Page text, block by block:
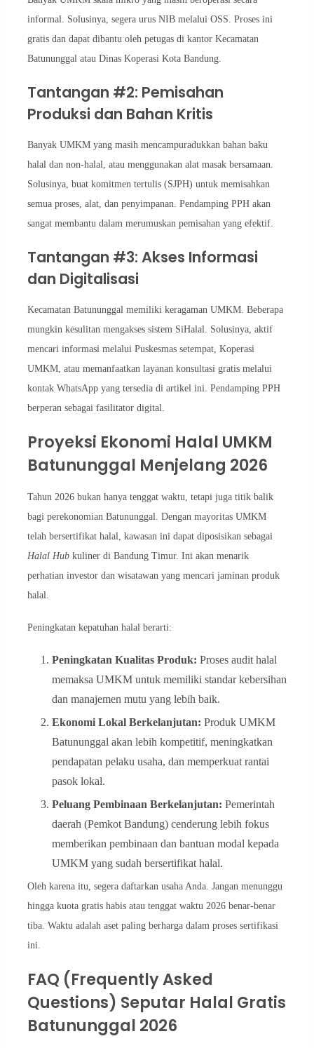
informal. Solusinya, segera urus NIB melalui OSS. Proses ini
gratis dan dapat dibantu oleh petugas di kantor Kecamatan
Batununggal atau Dinas Koperasi Kota Bandung.
Tantangan #2: Pemisahan
Produksi dan Bahan Kritis
Banyak UMKM yang masih mencampuradukkan bahan baku
halal dan non-halal, atau menggunakan alat masak bersamaan.
Solusinya, buat komitmen tertulis (SJPH) untuk memisahkan
semua proses, alat, dan penyimpanan. Pendamping PPH akan
sangat membantu dalam merumuskan pemisahan yang efektif.
Tantangan #3: Akses Informasi
dan Digitalisasi
Kecamatan Batununggal memiliki keragaman UMKM. Beberapa
mungkin kesulitan mengakses sistem SiHalal. Solusinya, aktif
mencari informasi melalui Puskesmas setempat, Koperasi
UMKM, atau memanfaatkan layanan konsultasi gratis melalui
kontak WhatsApp yang tersedia di artikel ini. Pendamping PPH
berperan sebagai fasilitator digital.
Proyeksi Ekonomi Halal UMKM
Batununggal Menjelang 2026
Tahun 2026 bukan hanya tenggat waktu, tetapi juga titik balik
bagi perekonomian Batununggal. Dengan mayoritas UMKM
telah bersertifikat halal, kawasan ini dapat diposisikan sebagai
Halal Hubkuliner di Bandung Timur. Ini akan menarik
perhatian investor dan wisatawan yang mencari jaminan produk
halal.
Peningkatan kepatuhan halal berarti:
Peningkatan Kualitas Produk: Proses audit halal
memaksa UMKM untuk memiliki standar kebersihan
dan manajemen mutu yang lebih baik.
Ekonomi Lokal Berkelanjutan: Produk UMKM
Batununggal akan lebih kompetitif, meningkatkan
pendapatan pelaku usaha, dan memperkuat rantai
pasok lokal.
Peluang Pembinaan Berkelanjutan: Pemerintah
daerah (Pemkot Bandung) cenderung lebih fokus
memberikan pembinaan dan bantuan modal kepada
UMKM yang sudah bersertifikat halal.
Oleh karena itu, segera daftarkan usaha Anda. Jangan menunggu
hingga kuota gratis habis atau tenggat waktu 2026 benar-benar
tiba. Waktu adalah aset paling berharga dalam proses sertifikasi
ini.
FAQ (Frequently Asked
Questions) Seputar Halal Gratis
Batununggal 2026